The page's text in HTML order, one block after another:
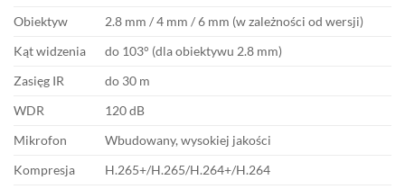
Obiektyw
2.8 mm / 4 mm / 6 mm (w zależności od wersji)
Kąt widzenia
do 103° (dla obiektywu 2.8 mm)
Zasięg IR
do 30 m
WDR
120 dB
Mikrofon
Wbudowany, wysokiej jakości
Kompresja
H.265+/H.265/H.264+/H.264